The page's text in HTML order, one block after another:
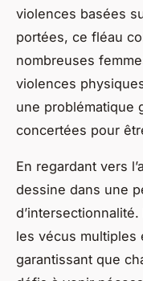
violences basées
portées, ce fléau
nombreuses
violences
une problématique
concertées pour
En regardant vers
dessine dans une
les vécus multiples
garantissant que